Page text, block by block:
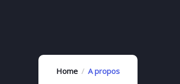
Home A propos